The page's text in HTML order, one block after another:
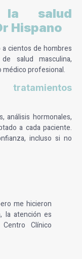
la salud
Hispano
a cientos de hombres
salud masculina,
profesional.
análisis hormonales,
a cada paciente.
incluso si no
me hicieron
la atención es
Clínico